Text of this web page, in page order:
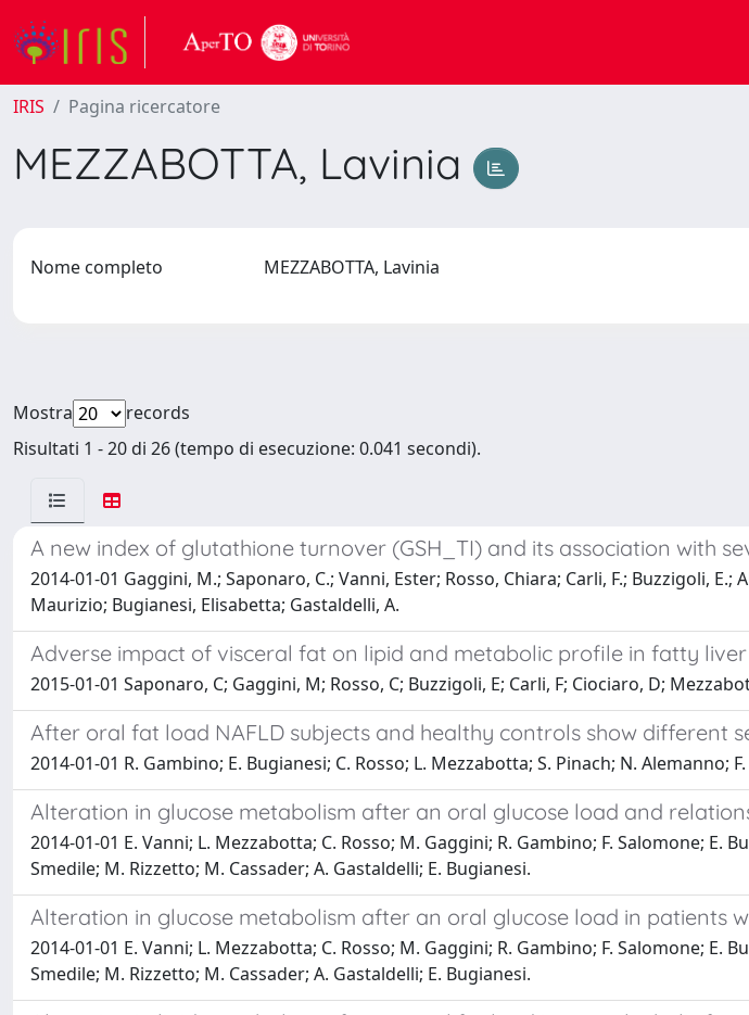
IRIS Pagina ricercatore
MEZZABOTTA, Lavinia
Nome completo MEZZABOTTA, Lavinia
Mostra
records
Risultati 1 - 20 di 26 (tempo di esecuzione: 0.041 secondi).
A new index of glutathione turnover (GSH_TI) and its association with
2014-01-01 Gaggini, M.; Saponaro, C.; Vanni, Ester; Rosso, Chiara; Carli, F.; Buzzigoli,
Maurizio; Bugianesi, Elisabetta; Gastaldelli, A.
Adverse impact of visceral fat on lipid and metabolic profile in fatty liver
2015-01-01 Saponaro, C; Gaggini, M; Rosso, C; Buzzigoli, E; Carli, F; Ciociaro, D;
After oral fat load NAFLD subjects and healthy controls show different
2014-01-01 R. Gambino; E. Bugianesi; C. Rosso; L. Mezzabotta; S. Pinach; N. Alemanno;
Alteration in glucose metabolism after an oral glucose load and
2014-01-01 E. Vanni; L. Mezzabotta; C. Rosso; M. Gaggini; R. Gambino; F. Salomone; E.
Smedile; M. Rizzetto; M. Cassader; A. Gastaldelli; E. Bugianesi.
Alteration in glucose metabolism after an oral glucose load in patients
2014-01-01 E. Vanni; L. Mezzabotta; C. Rosso; M. Gaggini; R. Gambino; F. Salomone; E.
Smedile; M. Rizzetto; M. Cassader; A. Gastaldelli; E. Bugianesi.